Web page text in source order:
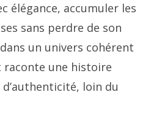
élégance, accumuler les
sans perdre de son
un univers cohérent
raconte une histoire
loin du